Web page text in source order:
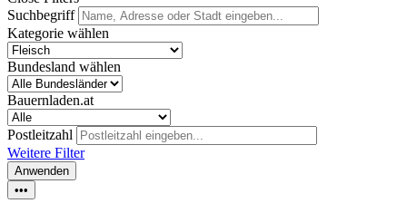
Suchbegriff
Kategorie wählen
Bundesland wählen
Bauernladen.at
Postleitzahl
Weitere Filter
Anwenden
•••